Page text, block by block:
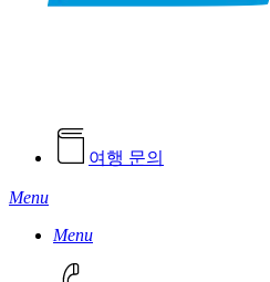
여행 문의
Menu
Menu